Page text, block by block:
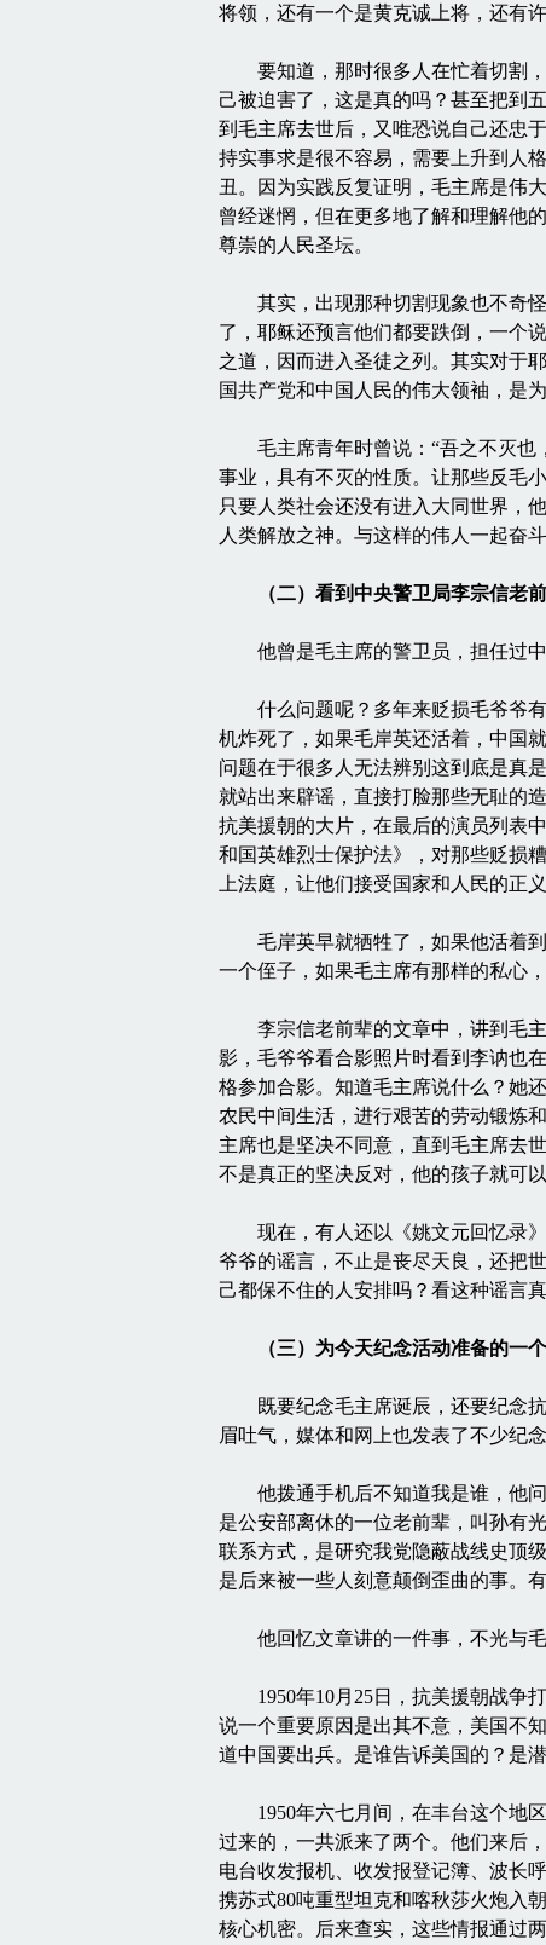
将领，还有一个是黄克诚上将，还有
要知道，那时很多人在忙着切割，
己被迫害了，这是真的吗？甚至把到
到毛主席去世后，又唯恐说自己还忠
持实事求是很不容易，需要上升到人
丑。因为实践反复证明，毛主席是伟
曾经迷惘，但在更多地了解和理解他
尊崇的人民圣坛。
其实，出现那种切割现象也不奇怪
了，耶稣还预言他们都要跌倒，一个
之道，因而进入圣徒之列。其实对于
国共产党和中国人民的伟大领袖，是
毛主席青年时曾说：“吾之不灭也
事业，具有不灭的性质。让那些反毛
只要人类社会还没有进入大同世界，
人类解放之神。与这样的伟人一起奋
（二）看到中央警卫局李宗信老
他曾是毛主席的警卫员，担任过中
什么问题呢？多年来贬损毛爷爷有
机炸死了，如果毛岸英还活着，中国
问题在于很多人无法辨别这到底是真
就站出来辟谣，直接打脸那些无耻的
抗美援朝的大片，在最后的演员列表
和国英雄烈士保护法》，对那些贬损
上法庭，让他们接受国家和人民的正
毛岸英早就牺牲了，如果他活着到
一个侄子，如果毛主席有那样的私心
李宗信老前辈的文章中，讲到毛主
影，毛爷爷看合影照片时看到李讷也
格参加合影。知道毛主席说什么？她
农民中间生活，进行艰苦的劳动锻炼
主席也是坚决不同意，直到毛主席去
不是真正的坚决反对，他的孩子就可
现在，有人还以《姚文元回忆录》
爷爷的谣言，不止是丧尽天良，还把
己都保不住的人安排吗？看这种谣言
（三）为今天纪念活动准备的一
既要纪念毛主席诞辰，还要纪念抗
眉吐气，媒体和网上也发表了不少纪
他拨通手机后不知道我是谁，他问
是公安部离休的一位老前辈，叫孙有
联系方式，是研究我党隐蔽战线史顶
是后来被一些人刻意颠倒歪曲的事。
他回忆文章讲的一件事，不光与毛
1950年10月25日，抗美援朝战争打
说一个重要原因是出其不意，美国不
道中国要出兵。是谁告诉美国的？是
1950年六七月间，在丰台这个地区
过来的，一共派来了两个。他们来后
电台收发报机、收发报登记簿、波长
携苏式80吨重型坦克和喀秋莎火炮入
核心机密。后来查实，这些情报通过